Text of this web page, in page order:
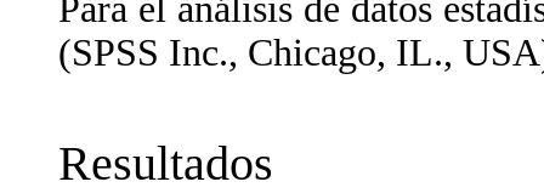
Para el análisis de datos
(SPSS Inc., Chicago, IL.,
Resultados